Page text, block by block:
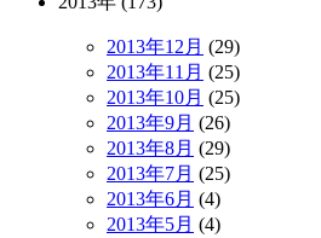
2013年12月 (29)
2013年11月 (25)
2013年10月 (25)
2013年9月 (26)
2013年8月 (29)
2013年7月 (25)
2013年6月 (4)
2013年5月 (4)